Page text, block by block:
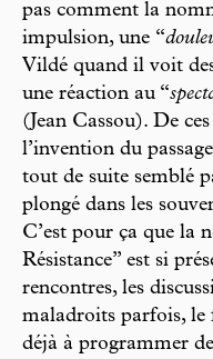
pas comment la
impulsion, une “
Vildé quand il voit
une réaction au “
(Jean Cassou). De
l’invention du
tout de suite semblé
plongé dans les
C’est pour ça que la
Résistance” est si
rencontres, les
maladroits parfois, le
déjà à programmer